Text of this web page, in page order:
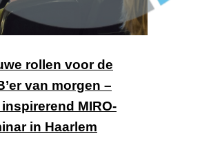
rollen voor de
van morgen –
MIRO-
in Haarlem